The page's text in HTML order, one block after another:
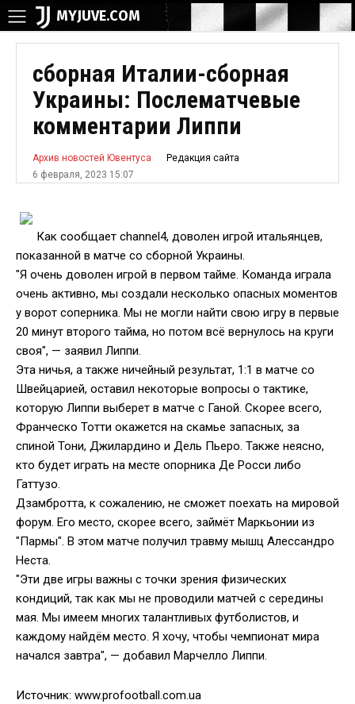
MYJUVE.COM
сборная Италии-сборная
Украины: Послематчевые
комментарии Липпи
Архив новостей Ювентуса
Редакция сайта
6 февраля, 2023 15:07
Как сообщает channel4, доволен игрой итальянцев,
показанной в матче со сборной Украины.
"Я очень доволен игрой в первом тайме. Команда играла
очень активно, мы создали несколько опасных моментов
у ворот соперника. Мы не могли найти свою игру в первые
20 минут второго тайма, но потом всё вернулось на круги
своя", — заявил Липпи.
Эта ничья, а также ничейный результат, 1:1 в матче со
Швейцарией, оставил некоторые вопросы о тактике,
которую Липпи выберет в матче с Ганой. Скорее всего,
Франческо Тотти окажется на скамье запасных, за
спиной Тони, Джилардино и Дель Пьеро. Также неясно,
кто будет играть на месте опорника Де Росси либо
Гаттузо.
Дзамбротта, к сожалению, не сможет поехать на мировой
форум. Его место, скорее всего, займёт Маркьонии из
"Пармы". В этом матче получил травму мышц Алессандро
Неста.
"Эти две игры важны с точки зрения физических
кондиций, так как мы не проводили матчей с середины
мая. Мы имеем многих талантливых футболистов, и
каждому найдём место. Я хочу, чтобы чемпионат мира
начался завтра", — добавил Марчелло Липпи.
Источник: www.profootball.com.ua